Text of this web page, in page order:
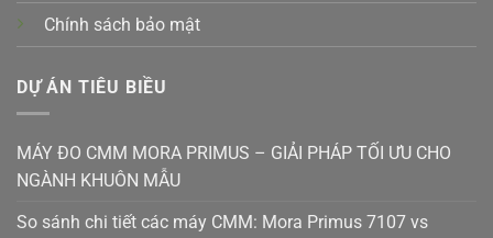
Chính sách bảo mật
DỰ ÁN TIÊU BIỀU
MÁY ĐO CMM MORA PRIMUS – GIẢI PHÁP TỐI ƯU CHO
NGÀNH KHUÔN MẪU
So sánh chi tiết các máy CMM: Mora Primus 7107 vs